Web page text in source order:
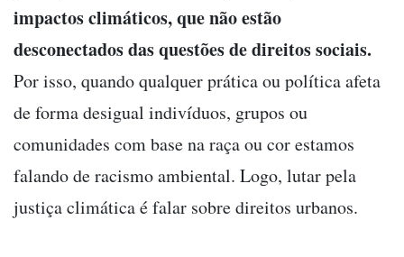
impactos climáticos, que não estão
desconectados das questões de direitos sociais.
Por isso, quando qualquer prática ou política afeta
de forma desigual indivíduos, grupos ou
comunidades com base na raça ou cor estamos
falando de racismo ambiental. Logo, lutar pela
justiça climática é falar sobre direitos urbanos.